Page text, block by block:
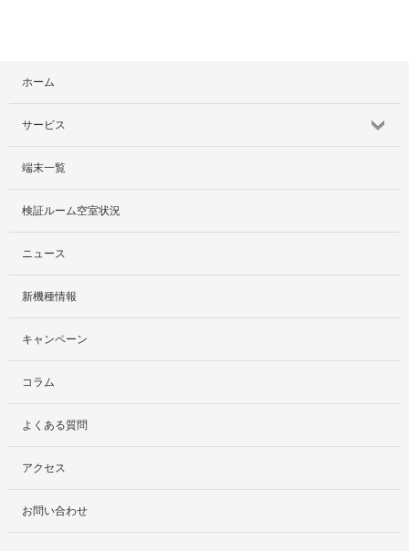
ホーム
サービス
サービス紹介
社外貸出プラン
検証ルーム
料金プラン
レンタルルームプラン
お手軽検証パック
端末一覧
検証ルーム空室状況
ニュース
新機種情報
キャンペーン
コラム
よくある質問
アクセス
お問い合わせ